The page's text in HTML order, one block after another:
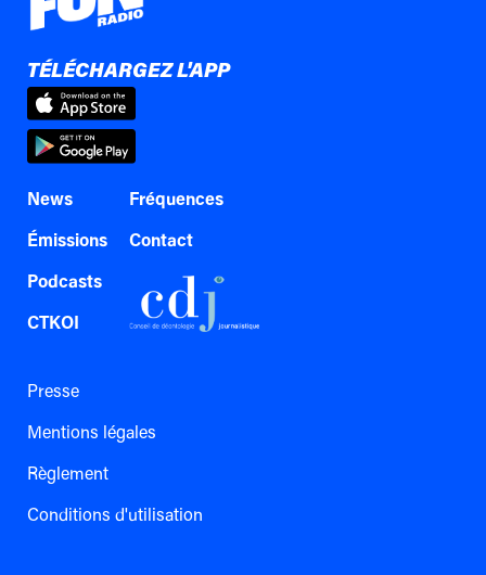
TÉLÉCHARGEZ L'APP
News
Émissions
Podcasts
CTKOI
Fréquences
Contact
Presse
Mentions légales
Règlement
Conditions d'utilisation